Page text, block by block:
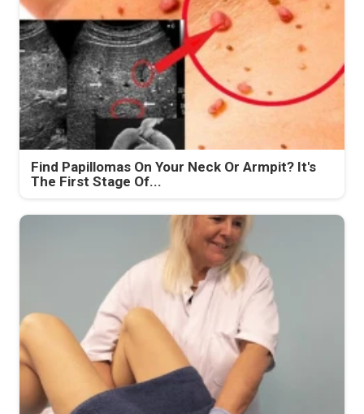
Find Papillomas On Your Neck Or Armpit? It's
The First Stage Of...